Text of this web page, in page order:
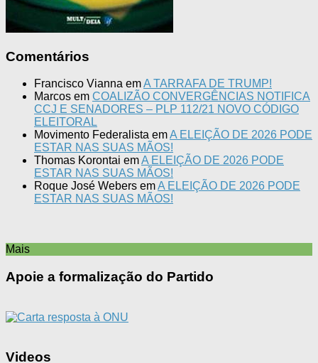
Comentários
Francisco Vianna emA TARRAFA DE TRUMP!
Marcos em COALIZÃO CONVERGÊNCIAS NOTIFICA
CCJ E SENADORES – PLP 112/21 NOVO CÓDIGO
ELEITORAL
Movimento Federalista emA ELEIÇÃO DE 2026 PODE
ESTAR NAS SUAS MÃOS!
Thomas Korontai emA ELEIÇÃO DE 2026 PODE
ESTAR NAS SUAS MÃOS!
Roque José Webers emA ELEIÇÃO DE 2026 PODE
ESTAR NAS SUAS MÃOS!
Mais
Apoie a formalização do Partido
Videos